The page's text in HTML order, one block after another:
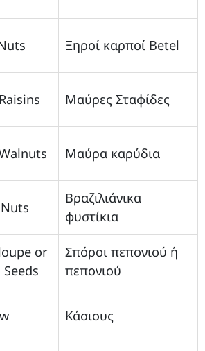
Ξηροί καρποί Betel
Μαύρες Σταφίδες
Μαύρα καρύδια
Βραζιλιάνικα
φυστίκια
or
Σπόροι πεπονιού ή
πεπονιού
Κάσιους